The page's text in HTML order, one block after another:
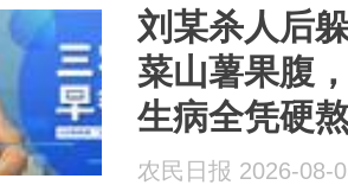
刘某杀人后
菜山薯果腹
生病全凭硬
么说话；租
农民日报 2026-08-